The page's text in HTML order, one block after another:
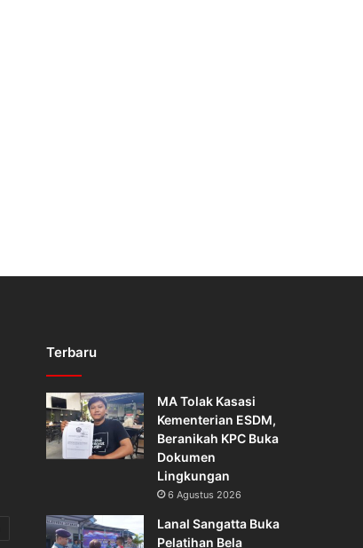
Terbaru
MA Tolak Kasasi
Kementerian ESDM,
Beranikah KPC Buka
Dokumen
Lingkungan
6 Agustus 2026
Lanal Sangatta Buka
Pelatihan Bela